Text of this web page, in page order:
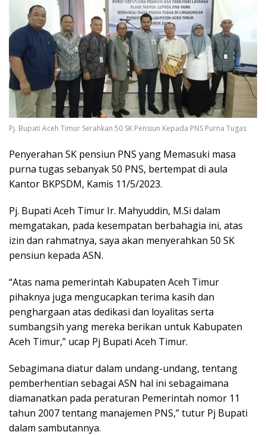
Pj. Bupati Aceh Timur Serahkan 50 SK Pensiun Kepada PNS Purna Tugas
Penyerahan SK pensiun PNS yang Memasuki masa
purna tugas sebanyak 50 PNS, bertempat di aula
Kantor BKPSDM, Kamis 11/5/2023.
Pj. Bupati Aceh Timur Ir. Mahyuddin, M.Si dalam
memgatakan, pada kesempatan berbahagia ini, atas
izin dan rahmatnya, saya akan menyerahkan 50 SK
pensiun kepada ASN.
“Atas nama pemerintah Kabupaten Aceh Timur
pihaknya juga mengucapkan terima kasih dan
penghargaan atas dedikasi dan loyalitas serta
sumbangsih yang mereka berikan untuk Kabupaten
Aceh Timur,” ucap Pj Bupati Aceh Timur.
Sebagimana diatur dalam undang-undang, tentang
pemberhentian sebagai ASN hal ini sebagaimana
diamanatkan pada peraturan Pemerintah nomor 11
tahun 2007 tentang manajemen PNS,” tutur Pj Bupati
dalam sambutannya.